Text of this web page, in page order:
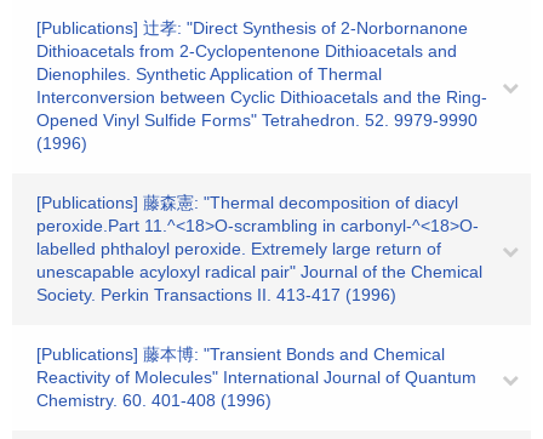
[Publications] 辻孝: "Direct Synthesis of 2-Norbornanone
Dithioacetals from 2-Cyclopentenone Dithioacetals and
Dienophiles. Synthetic Application of Thermal
Interconversion between Cyclic Dithioacetals and the Ring-
Opened Vinyl Sulfide Forms" Tetrahedron. 52. 9979-9990
(1996)
[Publications] 藤森憲: "Thermal decomposition of diacyl
peroxide.Part 11.^<18>O-scrambling in carbonyl-^<18>O-
labelled phthaloyl peroxide. Extremely large return of
unescapable acyloxyl radical pair" Journal of the Chemical
Society. Perkin Transactions II. 413-417 (1996)
[Publications] 藤本博: "Transient Bonds and Chemical
Reactivity of Molecules" International Journal of Quantum
Chemistry. 60. 401-408 (1996)